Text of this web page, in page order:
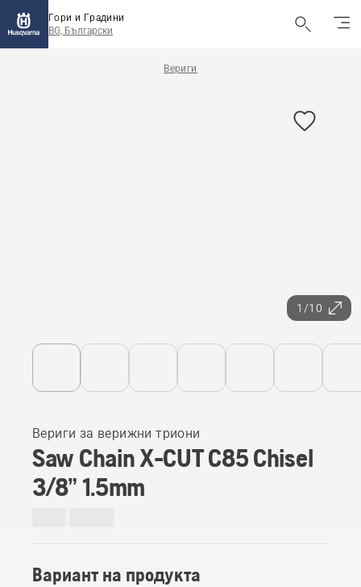
Гори и Градини
BG, Български
Вериги
1/10
Вериги за верижни триони
Saw Chain X-CUT C85 Chisel
3/8” 1.5mm
Вариант на продукта